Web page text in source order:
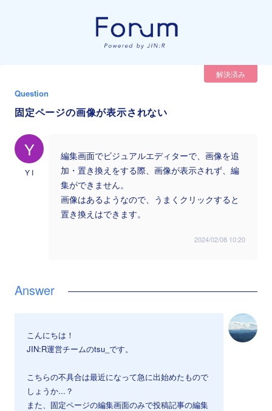
解決済み
Question
固定ページの画像が表示されない
Y
Y I
編集画面でビジュアルエディターで、画像を追
加・置き換えをする際、画像が表示されず、編
集ができません。
画像はあるようなので、うまくクリックすると
置き換えはできます。
2024/02/08 10:20
こんにちは！
JIN:R運営チームのtsu_です。
こちらの不具合は最近になって急に出始めたもので
しょうか...？
また、固定ページの編集画面のみで投稿記事の編集